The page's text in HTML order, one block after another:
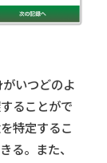
いつどのよ
ることがで
特定するこ
る。また、